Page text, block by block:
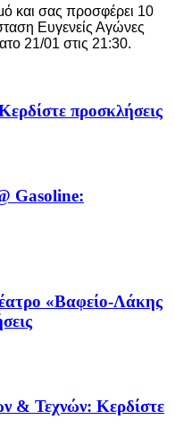
και σας προσφέρει 10
Ευγενείς Αγώνες
21/01 στις 21:30.
προσκλήσεις
Gasoline:
«Βαφείο-Λάκης
& Τεχνών: Κερδίστε